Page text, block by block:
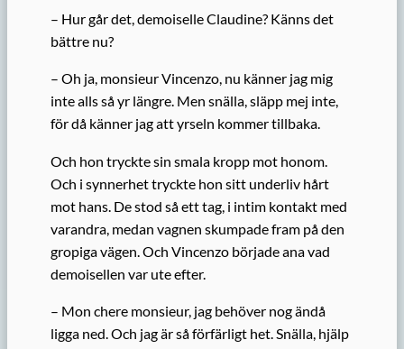
– Hur går det, demoiselle Claudine? Känns det
bättre nu?
– Oh ja, monsieur Vincenzo, nu känner jag mig
inte alls så yr längre. Men snälla, släpp mej inte,
för då känner jag att yrseln kommer tillbaka.
Och hon tryckte sin smala kropp mot honom.
Och i synnerhettryckte hon sitt underliv hårt
mot hans. De stod så ett tag, i intim kontakt med
varandra, medan vagnen skumpade fram på den
gropiga vägen. Och Vincenzo började ana vad
demoisellen var ute efter.
– Mon chere monsieur, jag behöver nog ändå
ligga ned. Och jag är så förfärligt het . Snälla, hjälp